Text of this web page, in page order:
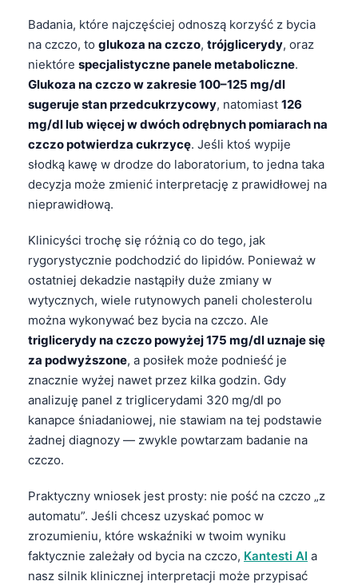
Badania, które najczęściej odnoszą korzyść z bycia
na czczo, to glukoza na czczo, trójglicerydy, oraz
niektóre specjalistyczne panele metaboliczne.
Glukoza na czczo w zakresie 100–125 mg/dl
sugeruje stan przedcukrzycowy, natomiast 126
mg/dl lub więcej w dwóch odrębnych pomiarach na
czczo potwierdza cukrzycę. Jeśli ktoś wypije
słodką kawę w drodze do laboratorium, to jedna taka
decyzja może zmienić interpretację z prawidłowej na
nieprawidłową.
Klinicyści trochę się różnią co do tego, jak
rygorystycznie podchodzić do lipidów. Ponieważ w
ostatniej dekadzie nastąpiły duże zmiany w
wytycznych, wiele rutynowych paneli cholesterolu
można wykonywać bez bycia na czczo. Ale
triglicerydy na czczo powyżej 175 mg/dl uznaje się
za podwyższone, a posiłek może podnieść je
znacznie wyżej nawet przez kilka godzin. Gdy
analizuję panel z triglicerydami 320 mg/dl po
kanapce śniadaniowej, nie stawiam na tej podstawie
żadnej diagnozy — zwykle powtarzam badanie na
czczo.
Praktyczny wniosek jest prosty: nie pość na czczo „z
automatu”. Jeśli chcesz uzyskać pomoc w
zrozumieniu, które wskaźniki w twoim wyniku
faktycznie zależały od bycia na czczo, Kantesti AI a
nasz silnik klinicznej interpretacji może przypisać